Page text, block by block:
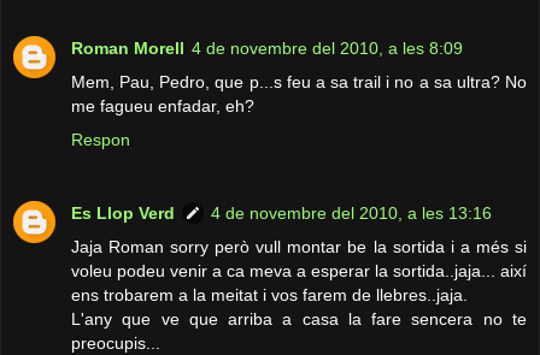
Roman Morell 4 de novembre del 2010, a les 8:09
Mem, Pau, Pedro, que p...s feu a sa trail i no a sa ultra? No
me fagueu enfadar, eh?
Respon
Es Llop Verd
4 de novembre del 2010, a les 13:16
Jaja Roman sorry però vull montar be la sortida i a més si
voleu podeu venir a ca meva a esperar la sortida..jaja... així
ens trobarem a la meitat i vos farem de llebres..jaja.
L'any que ve que arriba a casa la fare sencera no te
preocupis...